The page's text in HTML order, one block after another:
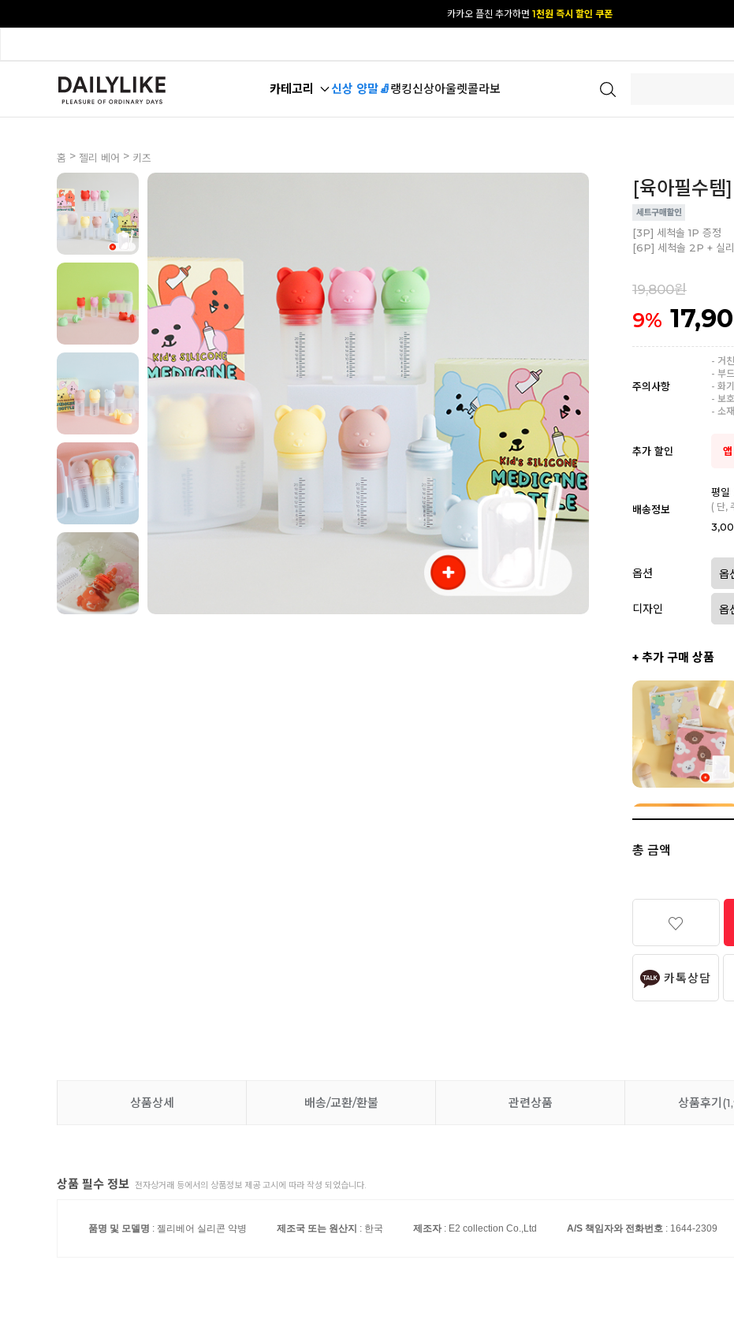
[공식몰 단독] 앱 다운받고2% 결제 할인 받기
카테고리 신상 양말🧦랭킹신상아울렛콜라보
홈 > 젤리 베어 > 키즈
[육아필수템
[3P] 세척솔 1P 증정
[6P] 세척솔 2P + 실리
19,800원
9%
주의사항
- 거
- 부
- 화
- 보
- 소
추가 할인
배송정보
평일
( 단,
옵션
디자인
+ 추가 구매 상품
총 금액
카톡상담
상품상세 배송/교환/환불 관련상품 상품후기
상품 필수 정보 전자상거래 등에서의 상품정보 제공 고시에 따라 작성 되었습니다.
품명 및 모델명 : 젤리베어 실리콘 약병 제조국 또는 원산지 : 한국 제조자: E2 collection Co.,Ltd A/S 책임자와 전화번호 : 1644-2309